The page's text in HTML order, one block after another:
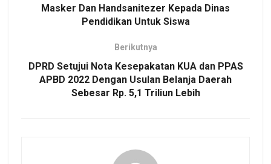
Masker Dan Handsanitezer Kepada Dinas
Pendidikan Untuk Siswa
Berikutnya
DPRD Setujui Nota Kesepakatan KUA dan PPAS
APBD 2022 Dengan Usulan Belanja Daerah
Sebesar Rp. 5,1 Triliun Lebih